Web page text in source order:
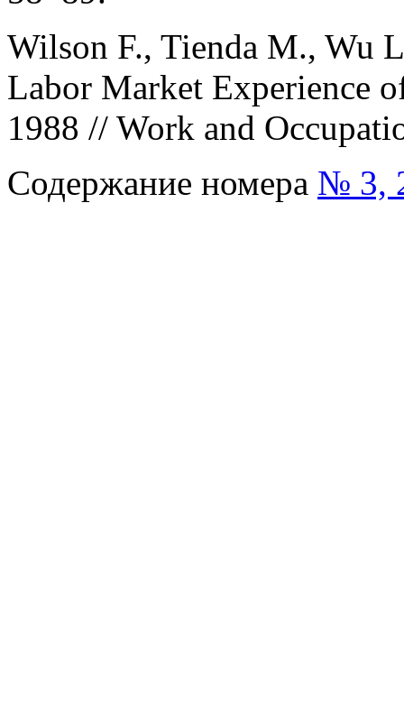
Wilson F., Tienda M., Wu
Labor Market Experience
1988 // Work and
Содержание номера № 3,